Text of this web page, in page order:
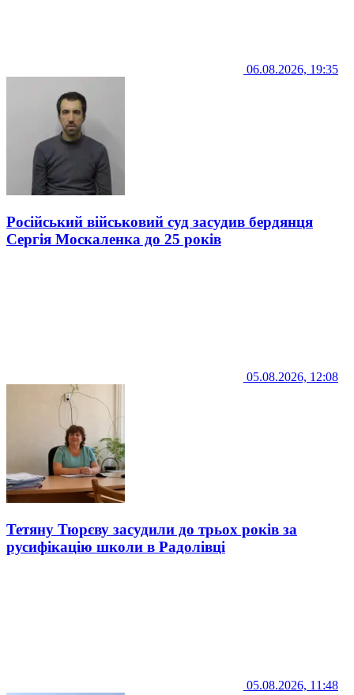
06.08.2026, 19:35
Російський військовий суд засудив бердянця
Сергія Москаленка до 25 років
05.08.2026, 12:08
Тетяну Тюрєву засудили до трьох років за
русифікацію школи в Радолівці
05.08.2026, 11:48